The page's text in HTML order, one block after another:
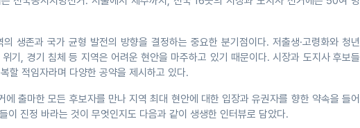
의 생존과 국가 균형 발전의 방향을 결정하는 중요한 분기점이다. 저출생·고령화와 청년
기, 경기 침체 등 지역은 어려운 현안을 마주하고 있기 때문이다. 시장과 도지사 후보들
할 적임자라며 다양한 공약을 제시하고 있다.
에 출마한 모든 후보자를 만나 지역 최대 현안에 대한 입장과 유권자를 향한 약속을 들어
이 진정 바라는 것이 무엇인지도 다음과 같이 생생한 인터뷰로 담았다.